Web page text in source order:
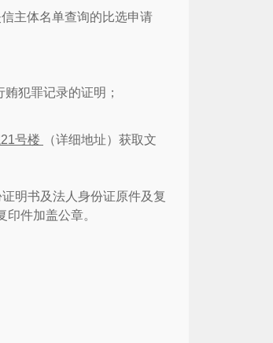
主体名单查询的比选申请
犯罪记录的证明；
21号楼
（详细地址）获取文
明书及法人身份证原件及复
件加盖公章。